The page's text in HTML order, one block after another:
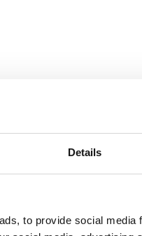
Details
to provide social
uitvaart
een eigen karakter.